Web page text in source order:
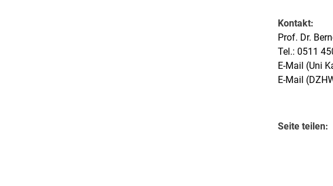
Kontakt:
Prof. Dr.
Tel.: 0511
E-Mail (Uni
E-Mail
Seite teilen: